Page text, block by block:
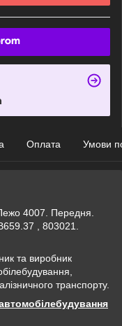
Оплата Умови
4007. Передня.
, 803021.
та виробник
транспорту.